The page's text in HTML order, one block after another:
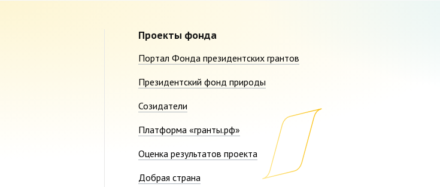
Проекты фонда
Портал Фонда президентских грантов
Президентский фонд природы
Созидатели
Платформа «гранты.рф»
Оценка результатов проекта
Добрая страна